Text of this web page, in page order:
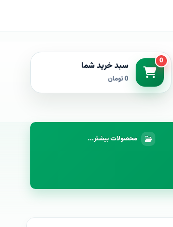
0 سبد خرید شما
0 تومان
محصولات بیشتر...